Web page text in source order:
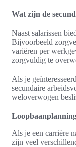
Wat zijn de
Naast salarissen
Bijvoorbeeld
variëren per
zorgvuldig te
Als je
secundaire
weloverwogen
Als je een carrière
zijn veel